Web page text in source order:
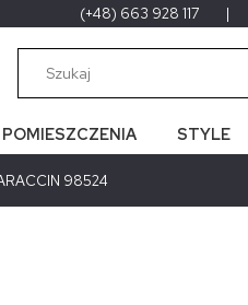
(+48) 663 928 117 |
POMIESZCZENIA STYLE
98524